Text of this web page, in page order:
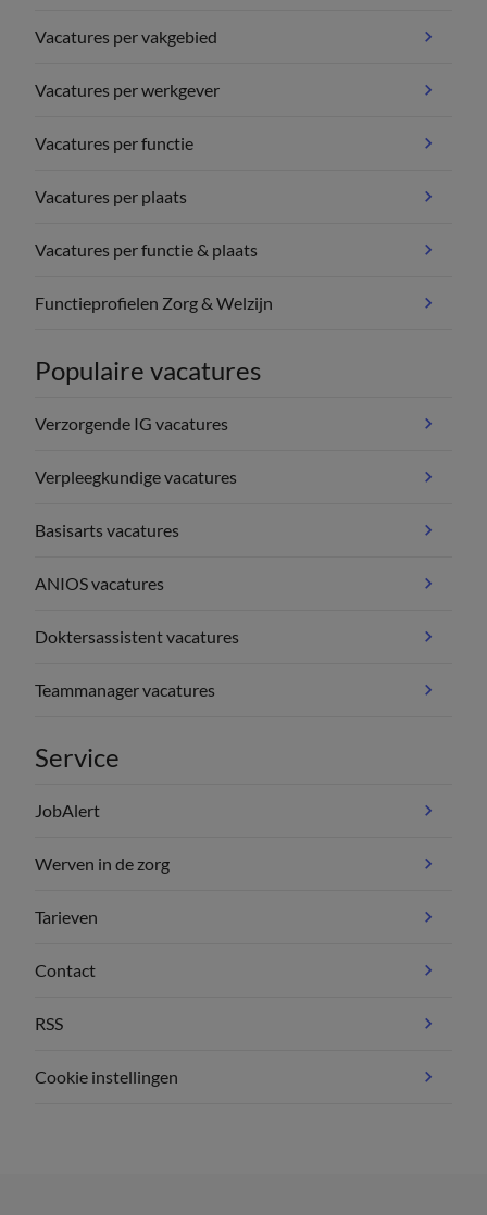
Vacatures per vakgebied
Vacatures per werkgever
Vacatures per functie
Vacatures per plaats
Vacatures per functie & plaats
Functieprofielen Zorg & Welzijn
Populaire vacatures
Verzorgende IG vacatures
Verpleegkundige vacatures
Basisarts vacatures
ANIOS vacatures
Doktersassistent vacatures
Teammanager vacatures
Service
JobAlert
Werven in de zorg
Tarieven
Contact
RSS
Cookie instellingen